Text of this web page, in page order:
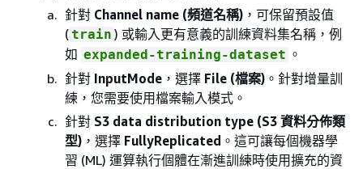
針對 Channel name (頻道名稱) ，可保留預設值
(train ) 或輸入更有意義的訓練資料集名稱，例
如 expanded-training-dataset 。
針對 InputMode ，選擇 File (檔案) 。針對增量訓
練，您需要使用檔案輸入模式。
針對 S3 data distribution type (S3 資料分佈類
型) ，選擇 FullyReplicated 。這可讓每個機器學
習 (ML) 運算執行個體在漸進訓練時使用擴充的資